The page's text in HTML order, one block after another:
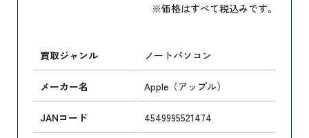
※価格はすべて税込みです。
買取ジャンル ノートパソコン
メーカー名 Apple（アップル）
JANコード 4549995521474